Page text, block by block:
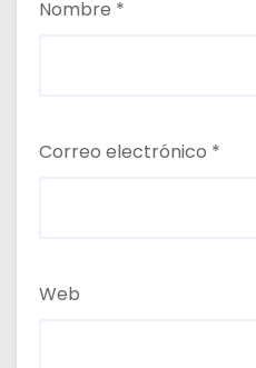
Nombre *
Correo electrónico *
Web